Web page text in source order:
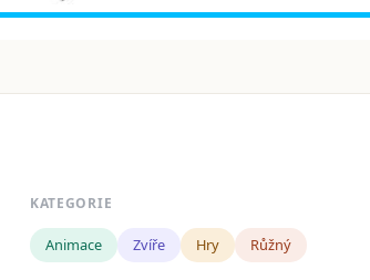
KATEGORIE
Animace Zvíře Hry Růžný